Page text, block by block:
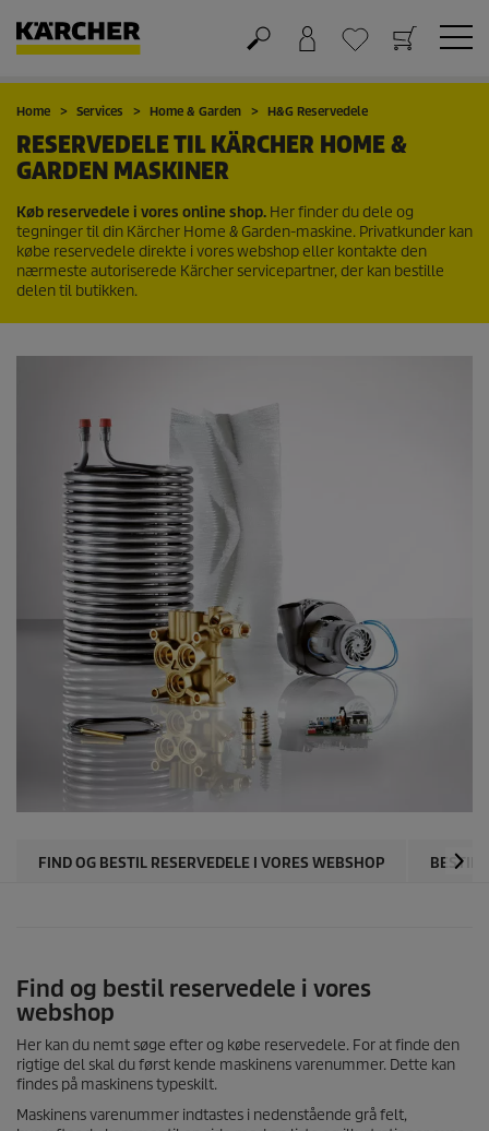
Kurv
Favorit liste
Home Services Home & Garden H&G Reservedele
RESERVEDELE TIL KÄRCHER HOME &
GARDEN MASKINER
Køb reservedele i vores online shop. Her finder du dele og
tegninger til din Kärcher Home & Garden-maskine. Privatkunder kan
købe reservedele direkte i vores webshop eller kontakte den
nærmeste autoriserede Kärcher servicepartner, der kan bestille
delen til butikken.
FIND OG BESTIL RESERVEDELE I VORES WEBSHOP BESTIL
Find og bestil reservedele i vores
webshop
Her kan du nemt søge efter og købe reservedele. For at finde den
rigtige del skal du først kende maskinens varenummer. Dette kan
findes på maskinens typeskilt.
Maskinens varenummer indtastes i nedenstående grå felt,